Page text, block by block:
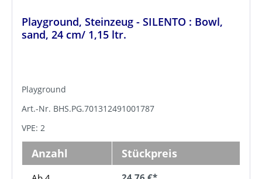
Playground, Steinzeug - SILENTO : Bowl,
sand, 24 cm/ 1,15 ltr.
Playground
Art.-Nr. BHS.PG.701312491001787
VPE: 2
Anzahl Stückpreis